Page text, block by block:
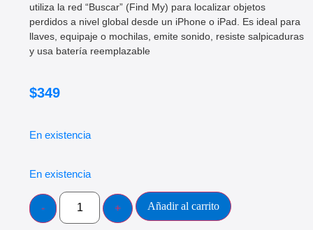
utiliza la red “Buscar” (Find My) para localizar objetos
perdidos a nivel global desde un iPhone o iPad. Es ideal para
llaves, equipaje o mochilas, emite sonido, resiste salpicaduras
y usa batería reemplazable
$349
En existencia
En existencia
Añadir al carrito